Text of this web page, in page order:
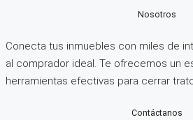
Nosotros
Conecta tus inmuebles con miles de
al comprador ideal. Te ofrecemos un
herramientas efectivas para cerrar
Contáctanos